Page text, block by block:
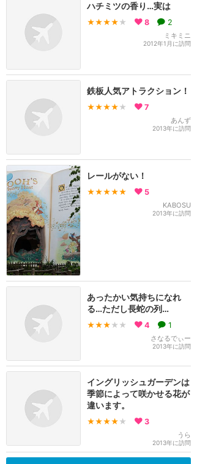
ハチミツの香り…実は
★★★★ ★ 8 2
ミキミニ
2012年1月に訪問
鉄板人気アトラクション！
★★★★ ★ 7
あんず
2013年に訪問
レールがない！
★★★★★ 5
KABOSU
2013年に訪問
あったかい気持ちになれ
る…ただし長蛇の列…
★★★ ★★ 4 1
さなるでぃー
2013年に訪問
イングリッシュガーデンは
季節によって咲かせる花が
違います。
★★★★ ★ 3
うら
2013年に訪問